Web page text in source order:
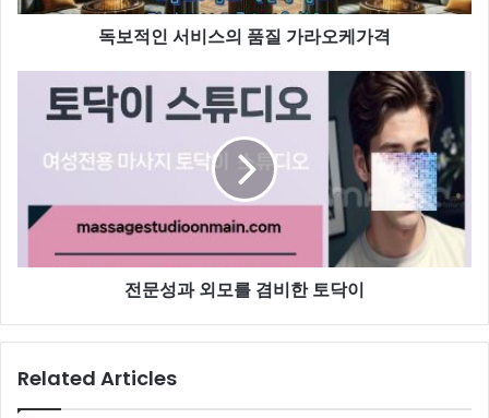
독보적인 서비스의 품질 가라오케가격
전문성과 외모를 겸비한 토닥이
Related Articles